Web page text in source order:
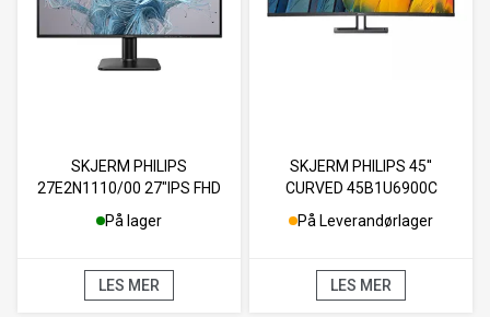
SKJERM PHILIPS
27E2N1110/00 27"IPS FHD
HDMI/VGA
På lager
LES MER
SKJERM PHILIPS 45''
CURVED 45B1U6900C
På Leverandørlager
LES MER